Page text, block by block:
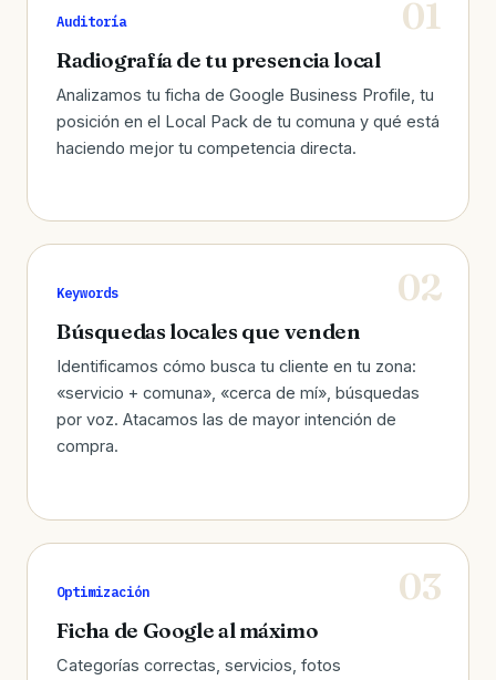
Auditoría
Radiografía de tu presencia local
Analizamos tu ficha de Google Business Profile, tu
posición en el Local Pack de tu comuna y qué está
haciendo mejor tu competencia directa.
Keywords
Búsquedas locales que venden
Identificamos cómo busca tu cliente en tu zona:
«servicio + comuna», «cerca de mí», búsquedas
por voz. Atacamos las de mayor intención de
compra.
Optimización
Ficha de Google al máximo
Categorías correctas, servicios, fotos